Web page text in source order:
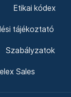
Etikai kódex
tájékoztató
Szabályzatok
Sales